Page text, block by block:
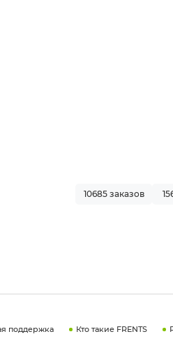
10685 заказов
поддержка Кто такие FRENTS